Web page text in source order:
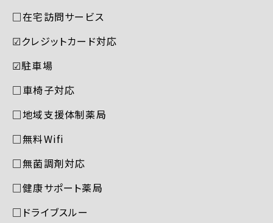
□在宅訪問サービス
☑︎クレジットカード対応
☑︎駐車場
□車椅子対応
□地域支援体制薬局
□無料Wifi
□無菌調剤対応
□健康サポート薬局
□ドライブスルー